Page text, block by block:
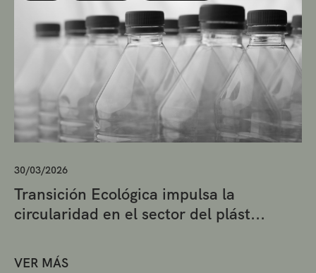
30/03/2026
Transición Ecológica impulsa la
circularidad en el sector del plást...
VER MÁS